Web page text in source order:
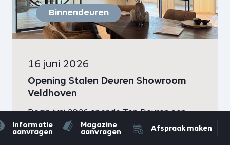
Binnendeuren
16 juni 2026
Opening Stalen Deuren Showroom
Veldhoven
Begin juni 2026 opende Top Deuren een
compleet vernieuwde stalen deuren
Informatie
aanvragen
Magazine
aanvragen
Afspraak maken